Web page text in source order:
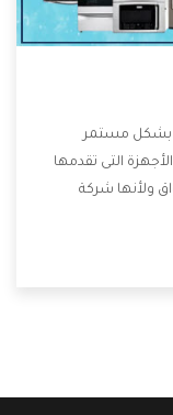
بشكل مستمر
التى تقدمها
ولأنها شركة
تسهل على